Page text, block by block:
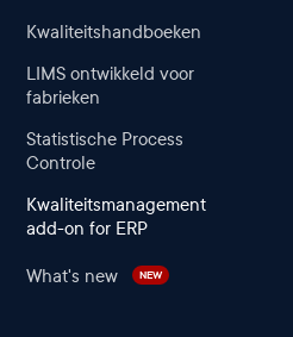
Kwaliteitshandboeken
LIMS ontwikkeld voor
fabrieken
Statistische Process
Controle
Kwaliteitsmanagement
add-on for ERP
What's new NEW